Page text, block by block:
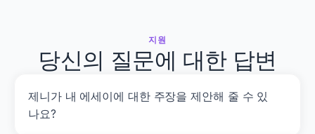
지원
당신의 질문에 대한 답변
제니가 내 에세이에 대한 주장을 제안해 줄 수 있
나요?